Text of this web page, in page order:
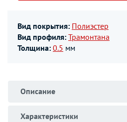
Вид покрытия: Полиэстер
Вид профиля: Трамонтана
Толщина: 0.5 мм
Описание
Характеристики